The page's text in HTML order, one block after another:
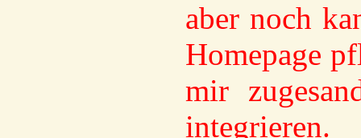
aber noch
Homepage
mir
integrieren.